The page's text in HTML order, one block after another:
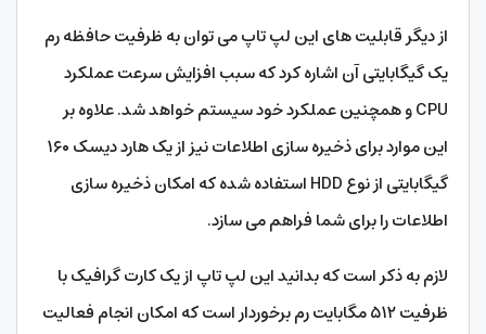
از دیگر قابلیت های این لپ تاپ می توان به ظرفیت حافظه رم
یک گیگابایتی آن اشاره کرد که سبب افزایش سرعت عملکرد
CPU و همچنین عملکرد خود سیستم خواهد شد. علاوه بر
این موارد برای ذخیره سازی اطلاعات نیز از یک هارد دیسک ۱۶۰
گیگابایتی از نوع HDD استفاده شده که امکان ذخیره سازی
اطلاعات را برای شما فراهم می سازد.
لازم به ذکر است که بدانید این لپ تاپ از یک کارت گرافیک با
ظرفیت ۵۱۲ مگابایت رم برخوردار است که امکان انجام فعالیت